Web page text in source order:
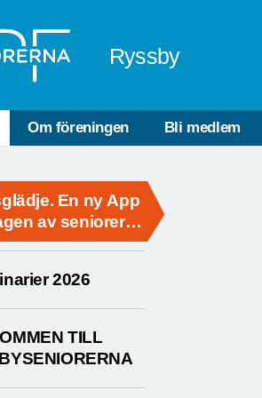
Ryssby
Om föreningen Bli medlem
En ny App
av seniorer
2026
TILL